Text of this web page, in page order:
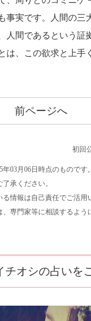
事実です。人間の三
人間であるという証
は、この欲求と上手
前ページへ
初回
年03月06日時点のものです
承ください。
る情報は自己責任でご活用
専門家等に相談するよう
チオシの占いを